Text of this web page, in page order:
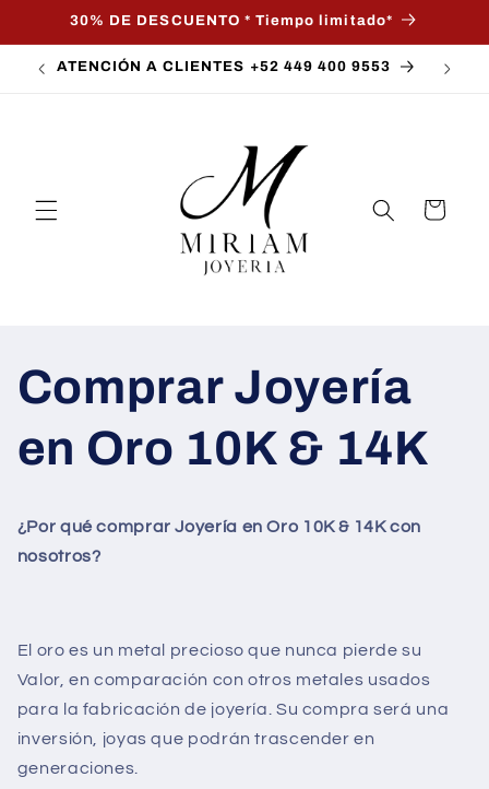
directamente
al contenido
30% DE DESCUENTO * Tiempo limitado*
ATENCIÓN A CLIENTES +52 449 400 9553
Carrito
Comprar Joyería
en Oro 10K & 14K
¿Por qué comprar Joyería en Oro 10K & 14K con
nosotros?
El oro es un metal precioso que nunca pierde su
Valor, en comparación con otros metales usados
para la fabricación de joyería. Su compra será una
inversión, joyas que podrán trascender en
generaciones.